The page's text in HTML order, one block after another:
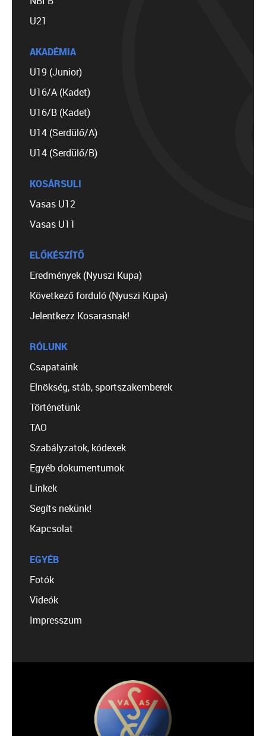
U21
AKADÉMIA
U19 (Junior)
U16/A (Kadet)
U16/B (Kadet)
U14 (Serdülő/A)
U14 (Serdülő/B)
KOSÁRSULI
Vasas U12
Vasas U11
ELŐKÉSZÍTŐ
Eredmények (Nyuszi Kupa)
Következő forduló (Nyuszi Kupa)
Jelentkezz Kosarasnak!
RÓLUNK
Csapataink
Elnökség, stáb, sportszakemberek
Történetünk
TAO
Szabályzatok, kódexek
Egyéb dokumentumok
Linkek
Segíts nekünk!
Kapcsolat
EGYÉB
Fotók
Videók
Impresszum